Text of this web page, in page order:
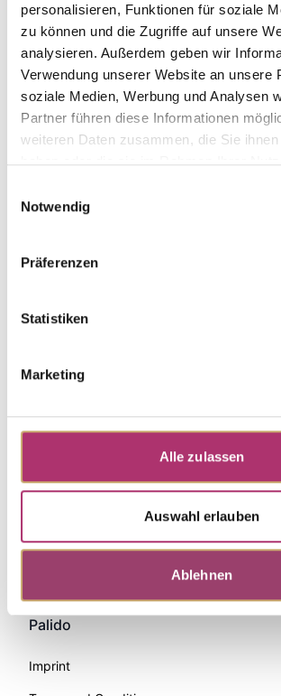
personalisieren, Funktionen für soziale
zu können und die Zugriffe auf unsere
analysieren. Außerdem geben wir
Verwendung unserer Website an unsere
soziale Medien, Werbung und Analysen
Partner führen diese Informationen
weiteren Daten zusammen, die Sie
haben oder die sie im Rahmen Ihrer
Notwendig
Präferenzen
Statistiken
Marketing
Alle zulassen
Auswahl erlauben
Ablehnen
585
yellow gold
Gem Color
Gem Type
Gem
-
Discover more pieces from this
Palido
Imprint